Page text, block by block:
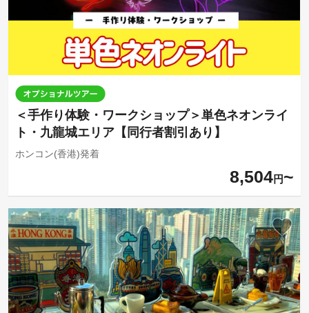
＜手作り体験・ワークショップ＞単色ネオンライ
ト・九龍城エリア【同行者割引あり】
ホンコン(香港)発着
8,504円